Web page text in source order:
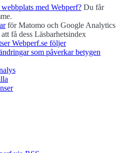
med Webperf? Du får
för Matomo och Google Analytics
få dess Läsbarhetsindex
Webperf.se följer
som påverkar betygen